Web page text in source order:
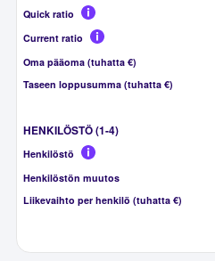
Quick ratio
Current ratio
Oma pääoma (tuhatta €)
Taseen loppusumma (tuhatta €)
HENKILÖSTÖ (1-4)
Henkilöstö
Henkilöstön muutos
Liikevaihto per henkilö (tuhatta €)